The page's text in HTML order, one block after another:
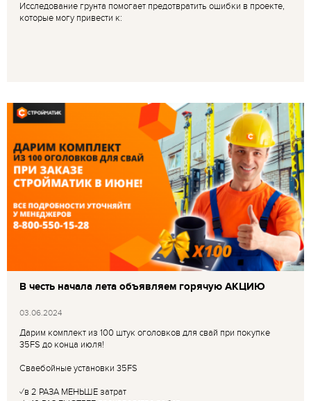
Исследование грунта помогает предотвратить ошибки в проекте,
которые могу привести к:
В честь начала лета объявляем горячую АКЦИЮ
03.06.2024
Дарим комплект из 100 штук оголовков для свай при покупке
35FS до конца июля!
Сваебойные установки 35FS
✓в 2 РАЗА МЕНЬШЕ затрат